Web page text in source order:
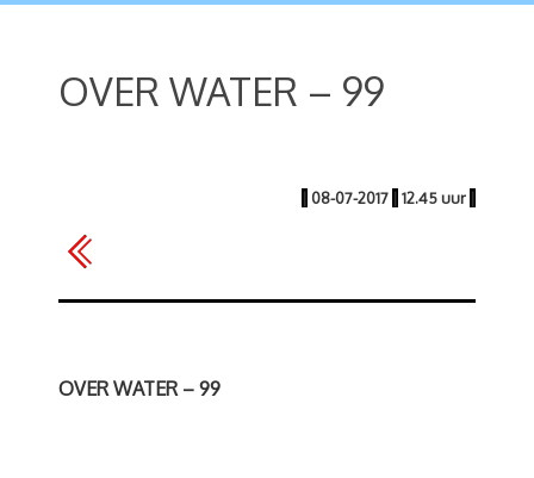
OVER WATER – 99
| 08-07-2017 | 12.45 uur |
OVER WATER – 99